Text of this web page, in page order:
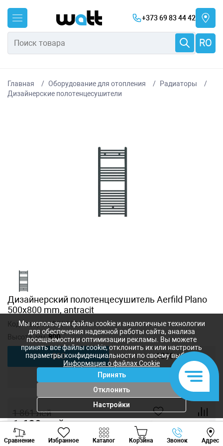
+373 69 83 44 42
RO
Главная Оборудование для отопления
Радиаторы
Дизайнерские полотенцесушители
Дизайнерский полотенцесушитель Aerfild Plano
500x800 mm, antracit
Код товара:ADRBP508A
Высота, мм:800
800 1000
1 861лей
1 629лей
Сравнение Избранное Каталог Корзина Звонок Адрес
Viber Whatsapp
Мы используем файлы cookie и аналогичные технологии
для обеспечения надежной работы сайта, анализа
посещаемости и оптимизации рекламы. Вы можете
принять все файлы cookie, отклонить их или настроить
параметры конфиденциальности по своему выбору.
Информация о файлах Cookie
Принять
Отклонить
Настройки